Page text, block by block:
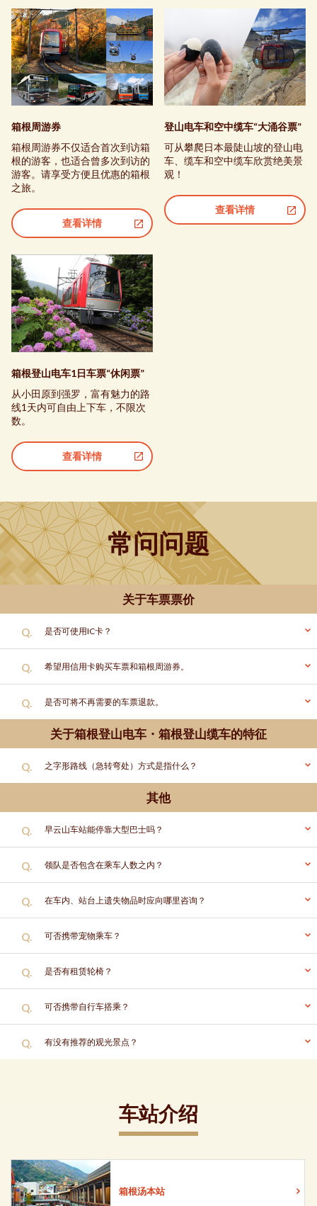
箱根周游券
箱根周游券不仅适合首次到访箱
根的游客，也适合曾多次到访的
游客。请享受方便且优惠的箱根
之旅。
查看详情
登山电车和空中缆车“大涌谷票”
可从攀爬日本最陡山坡的登山电
车、缆车和空中缆车欣赏绝美景
观！
查看详情
箱根登山电车1日车票“休闲票”
从小田原到强罗，富有魅力的路
线1天内可自由上下车，不限次
数。
查看详情
常问问题
关于车票票价
Q. 是否可使用IC卡？
Q. 希望用信用卡购买车票和箱根周游券。
Q. 是否可将不再需要的车票退款。
关于箱根登山电车・箱根登山缆车的特征
Q. 之字形路线（急转弯处）方式是指什么？
其他
Q. 早云山车站能停靠大型巴士吗？
Q. 领队是否包含在乘车人数之内？
Q. 在车内、站台上遗失物品时应向哪里咨询？
Q. 可否携带宠物乘车？
Q. 是否有租赁轮椅？
Q. 可否携带自行车搭乘？
Q. 有没有推荐的观光景点？
车站介绍
箱根汤本站